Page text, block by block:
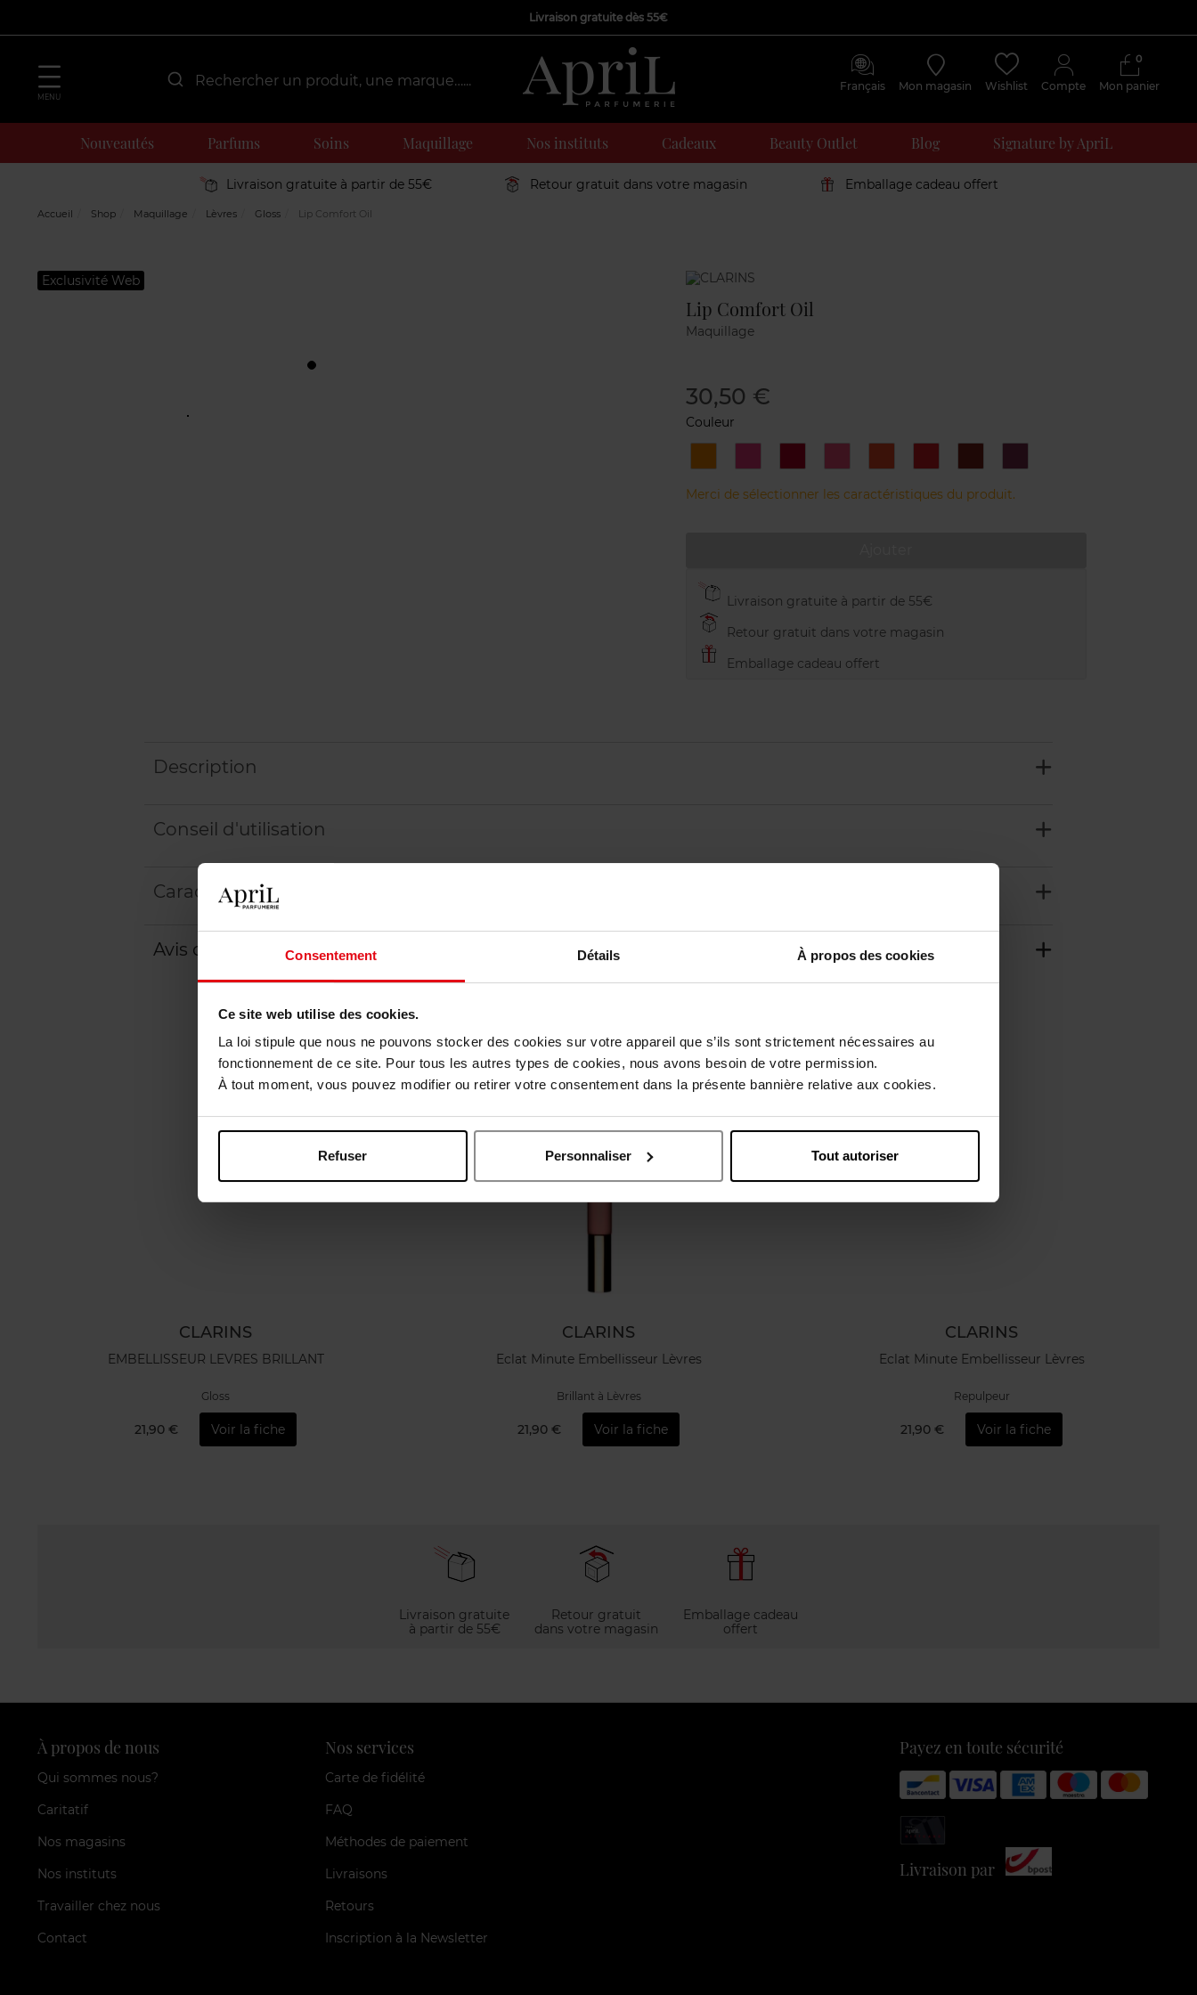
Consentement Détails À propos des cookies
Ce site web utilise des cookies.
La loi stipule que nous ne pouvons stocker des cookies sur votre appareil que s’ils sont strictement nécessaires au
fonctionnement de ce site. Pour tous les autres types de cookies, nous avons besoin de votre permission.
À tout moment, vous pouvez modifier ou retirer votre consentement dans la présente bannière relative aux cookies.
Refuser Personnaliser Tout autoriser
Livraison gratuite dès 55€
MENU
Français Mon magasin Wishlist Compte Mon panier
0
Nouveautés Parfums Soins Maquillage Nos instituts Cadeaux Beauty Outlet Blog Signature by ApriL
Livraison gratuite à partir de 55€ Retour gratuit dans votre magasin Emballage cadeau offert
Accueil Shop Maquillage Lèvres Gloss Lip Comfort Oil
Exclusivité Web Marque
Lip Comfort Oil
Maquillage
30,50 €
Couleur
HONEYRASPBERRY
CHERRYPITAYAAPRICOTSTRAWBERRY
CHOCOLATE
PLUM
Merci de sélectionner les caractéristiques du produit.
Livraison gratuite à partir de 55€
Retour gratuit dans votre magasin
Emballage cadeau offert
Description
Conseil d'utilisation
Caractéristiques
Avis client
CLARINS
EMBELLISSEUR LEVRES BRILLANT
Gloss
21,90 € Voir la fiche
Exclusivité Web
CLARINS
Eclat Minute Embellisseur Lèvres
Brillant à Lèvres
21,90 € Voir la fiche
CLARINS
Eclat Minute Embellisseur Lèvres
Repulpeur
21,90 € Voir la fiche
Livraison gratuite
à partir de 55€
Retour gratuit
dans votre magasin
Emballage cadeau
offert
À propos de nous
Qui sommes nous?
Caritatif
Nos magasins
Nos instituts
Travailler chez nous
Contact
Nos services
Carte de fidélité
FAQ
Méthodes de paiement
Livraisons
Retours
Inscription à la Newsletter
Payez en toute sécurité
Livraison par